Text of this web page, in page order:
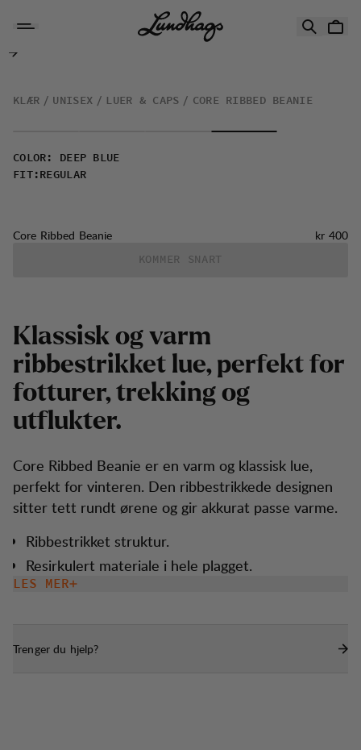
Core Ribbed Beanie
KLÆR UNISEX LUER & CAPS CORE RIBBED BEANIE
COLOR :
DEEP BLUE
FIT: REGULAR
Core Ribbed Beanie Pris:
kr 400
KOMMER SNART
Klassisk og varm
ribbestrikket lue, perfekt for
fotturer, trekking og
utflukter.
Core Ribbed Beanie er en varm og klassisk lue,
perfekt for vinteren. Den ribbestrikkede designen
sitter tett rundt ørene og gir akkurat passe varme.
Ribbestrikket struktur.
Resirkulert materiale i hele plagget.
LES MER
Trenger du hjelp?